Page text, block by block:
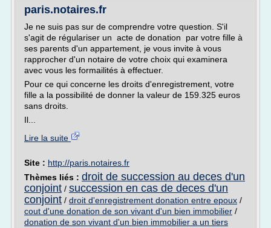
paris.notaires.fr
Je ne suis pas sur de comprendre votre question. S'il
s'agit de régulariser un acte de donation par votre fille à
ses parents d'un appartement, je vous invite à vous
rapprocher d'un notaire de votre choix qui examinera
avec vous les formailités à effectuer.
Pour ce qui concerne les droits d'enregistrement, votre
fille a la possibilité de donner la valeur de 159.325 euros
sans droits.
Il...
Lire la suite
Site : http://paris.notaires.fr
Thèmes liés : droit de succession au deces d'un
conjoint / succession en cas de deces d'un
conjoint / droit d'enregistrement donation entre epoux /
cout d'une donation de son vivant d'un bien immobilier /
donation de son vivant d'un bien immobilier a un tiers